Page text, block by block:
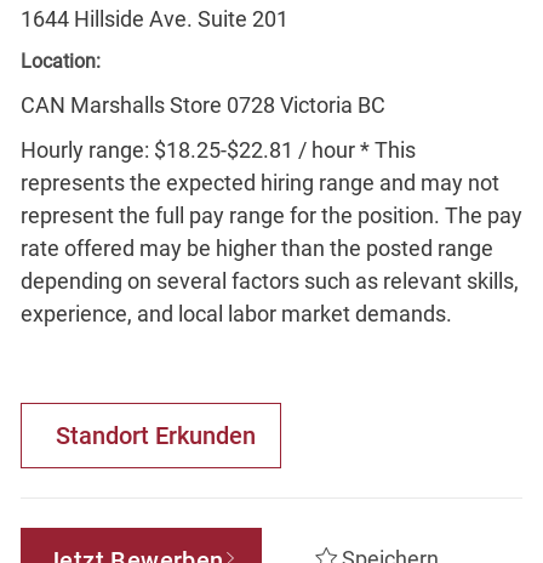
1644 Hillside Ave. Suite 201
Location:
CAN Marshalls Store 0728 Victoria BC
Hourly range: $18.25-$22.81 / hour * This
represents the expected hiring range and may not
represent the full pay range for the position. The pay
rate offered may be higher than the posted range
depending on several factors such as relevant skills,
experience, and local labor market demands.
Standort Erkunden